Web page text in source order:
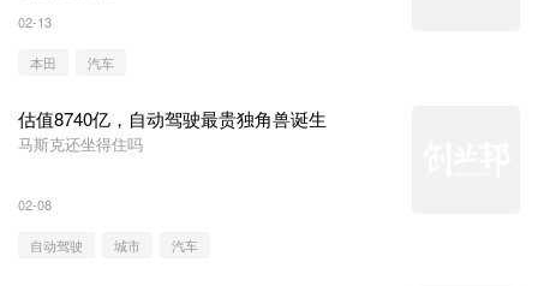
02-13
本田 汽车
估值8740亿，自动驾驶最贵独角兽诞生
马斯克还坐得住吗
02-08
自动驾驶 城市 汽车